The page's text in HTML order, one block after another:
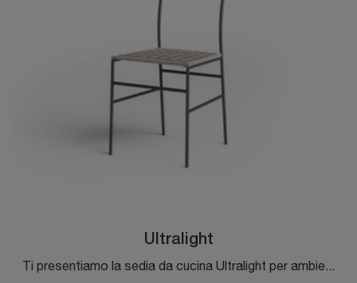
Ultralight
Ti presentiamo la sedia da cucina Ultralight per ambientazioni moderne, tra le più originali Sedie fisse di Desalto.